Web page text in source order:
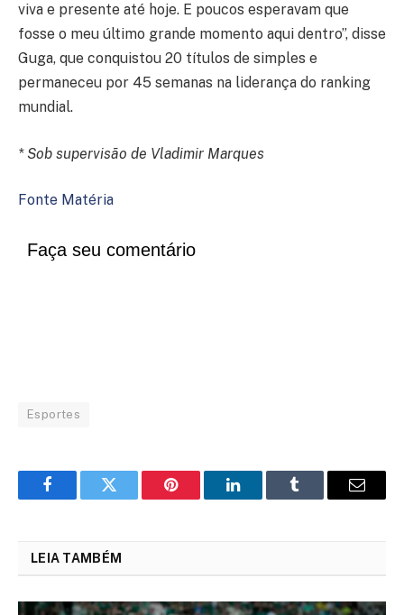
viva e presente até hoje. E poucos esperavam que
fosse o meu último grande momento aqui dentro”, disse
Guga, que conquistou 20 títulos de simples e
permaneceu por 45 semanas na liderança do ranking
mundial.
* Sob supervisão de Vladimir Marques
Fonte Matéria
Faça seu comentário
Esportes
FacebookTwitter Pinterest LinkedInTumblr Email
LEIA TAMBÉM